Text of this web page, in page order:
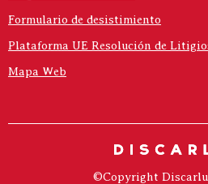
Formulario de desistimiento
Plataforma UE Resolución de
Mapa Web
©Copyright